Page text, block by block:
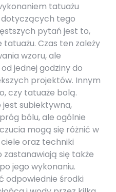
tatuażu
tego
pytań jest to,
Czas ten zależy
wzoru, ale
jednej godziny do
projektów. Innym
czy tatuaże bolą.
subiektywna,
bólu, ale ogólnie
mogą się różnić w
oraz techniki
zastanawiają się także
jego wykonaniu.
odpowiednie środki